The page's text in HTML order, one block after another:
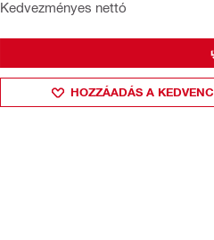
Kedvezményes nettó
HOZZÁADÁS A